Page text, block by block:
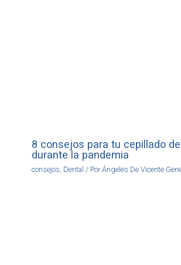
8 consejos para tu cepillado
durante la pandemia
consejos, Dental / PorÁngeles De Vicente